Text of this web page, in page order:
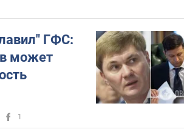
ГФС:
может
1